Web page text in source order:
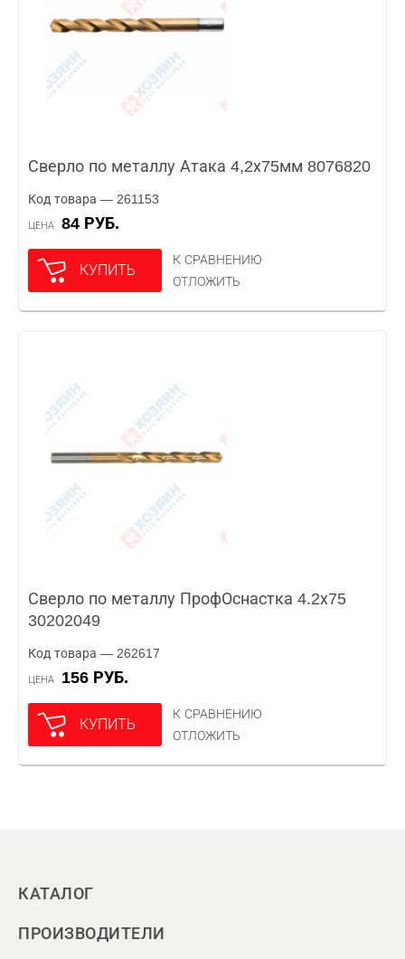
Сверло по металлу Атака 4,2х75мм 8076820
Код товара — 261153
ЦЕНА 84 РУБ.
КУПИТЬ
К СРАВНЕНИЮ
ОТЛОЖИТЬ
Сверло по металлу ПрофОснастка 4.2х75
30202049
Код товара — 262617
ЦЕНА 156 РУБ.
КУПИТЬ
К СРАВНЕНИЮ
ОТЛОЖИТЬ
КАТАЛОГ
ПРОИЗВОДИТЕЛИ